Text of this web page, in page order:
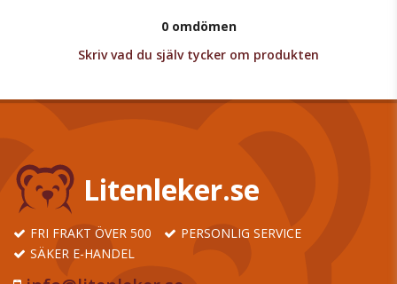
0 omdömen
Skriv vad du själv tycker om produkten
Litenleker.se
FRI FRAKT ÖVER 500
PERSONLIG SERVICE
SÄKER E-HANDEL